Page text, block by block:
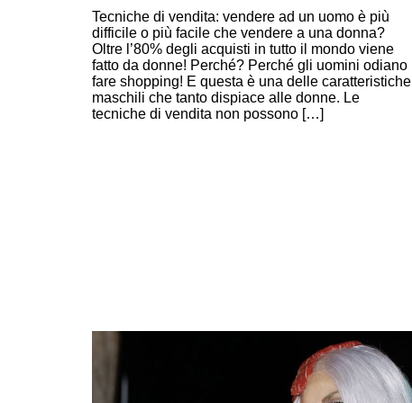
Tecniche di vendita: vendere ad un uomo è più
difficile o più facile che vendere a una donna?
Oltre l’80% degli acquisti in tutto il mondo viene
fatto da donne! Perché? Perché gli uomini odiano
fare shopping! E questa è una delle caratteristiche
maschili che tanto dispiace alle donne. Le
tecniche di vendita non possono […]